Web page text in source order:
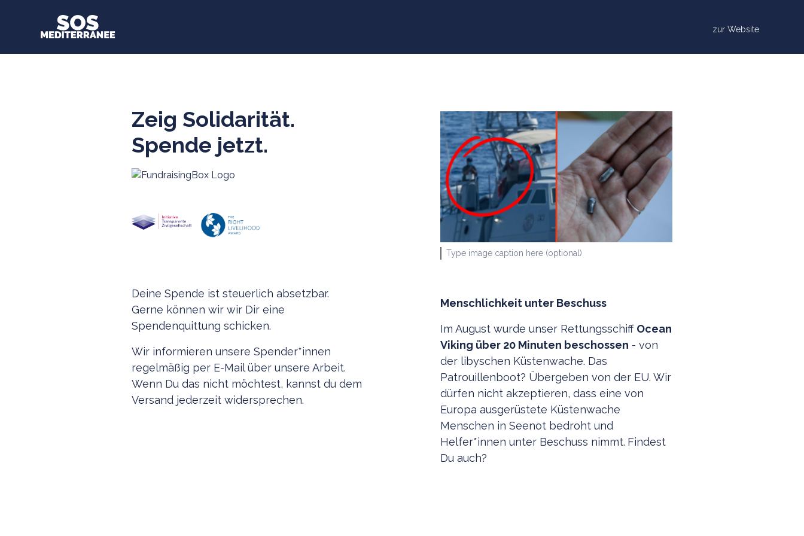
zur Website
Zeig Solidarität.
Spende jetzt.
Deine Spende ist steuerlich absetzbar.
Gerne können wir wir Dir eine
Spendenquittung schicken.
Wir informieren unsere Spender*innen
regelmäßig per E-Mail über unsere Arbeit.
Wenn Du das nicht möchtest, kannst du dem
Versand jederzeit widersprechen.
Type image caption here (optional)
Menschlichkeit unter Beschuss
Im August wurde unser Rettungsschiff Ocean
Viking über 20 Minuten beschossen - von
der libyschen Küstenwache. Das
Patrouillenboot? Übergeben von der EU. Wir
dürfen nicht akzeptieren, dass eine von
Europa ausgerüstete Küstenwache
Menschen in Seenot bedroht und
Helfer*innen unter Beschuss nimmt. Findest
Du auch?